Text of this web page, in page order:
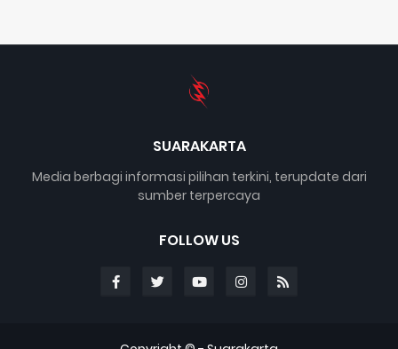
SUARAKARTA
Media berbagi informasi pilihan terkini, terupdate dari
sumber terpercaya
FOLLOW US